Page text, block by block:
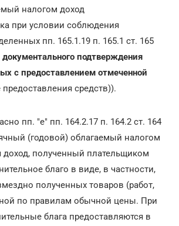
налогом доход
при условии соблюдения
пп. 165.1.19 п. 165.1 ст. 165
подтверждения
с предоставлением отмеченной
предоставления средств)).
пп. "е" пп. 164.2.17 п. 164.2 ст. 164
(годовой) облагаемый налогом
доход, полученный плательщиком
благо в виде, в частности,
полученных товаров (работ,
по правилам обычной цены. При
блага предоставляются в